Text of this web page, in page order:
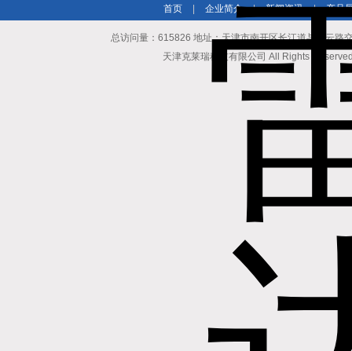
首页 企业简介 | 新闻资讯 | 产品
总访问量：615826 地址：天津市南开区长江道与密云
天津克莱瑞科技有限公司 All Rights